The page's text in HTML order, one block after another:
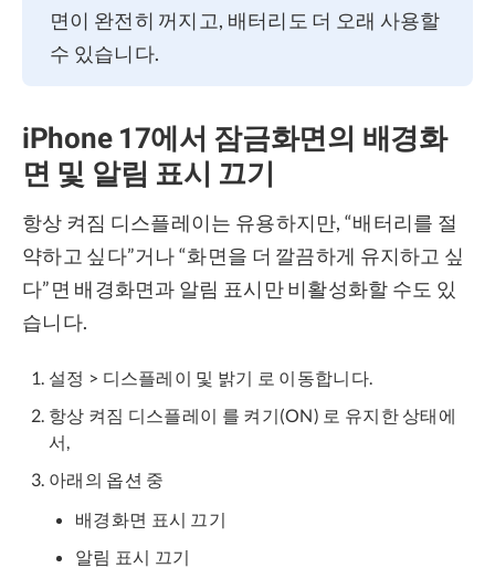
면이 완전히 꺼지고, 배터리도 더 오래 사용할
수 있습니다.
iPhone 17에서 잠금화면의 배경화
면 및 알림 표시 끄기
항상 켜짐 디스플레이는 유용하지만, “배터리를 절
약하고 싶다”거나 “화면을 더 깔끔하게 유지하고 싶
다”면 배경화면과 알림 표시만 비활성화할 수도 있
습니다.
설정 > 디스플레이 및 밝기 로 이동합니다.
항상 켜짐 디스플레이 를 켜기(ON) 로 유지한 상태에
서,
아래의 옵션 중
배경화면 표시 끄기
알림 표시 끄기